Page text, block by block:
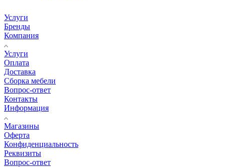
Услуги
Бренды
Компания
Услуги
Оплата
Доставка
Сборка мебели
Вопрос-ответ
Контакты
Информация
Магазины
Оферта
Конфиденциальность
Реквизиты
Вопрос-ответ